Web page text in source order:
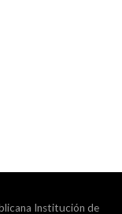
Institución de